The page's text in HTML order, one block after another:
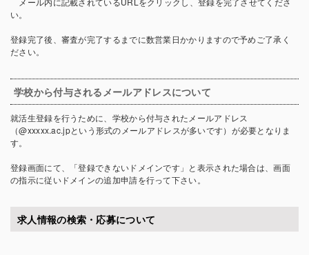
い。
登録完了後、審査が完了するまでに数営業日かかりますので予めご了承く
ださい。
学校から付与されるメールアドレスについて
就活生登録を行うために、学校から付与されたメールアドレス
（@xxxxx.ac.jpという形式のメールアドレスが多いです）が必要となりま
す。
登録画面にて、「登録できないドメインです」と表示された場合は、画面
の指示に従いドメインの追加申請を行って下さい。
求人情報の検索・応募について